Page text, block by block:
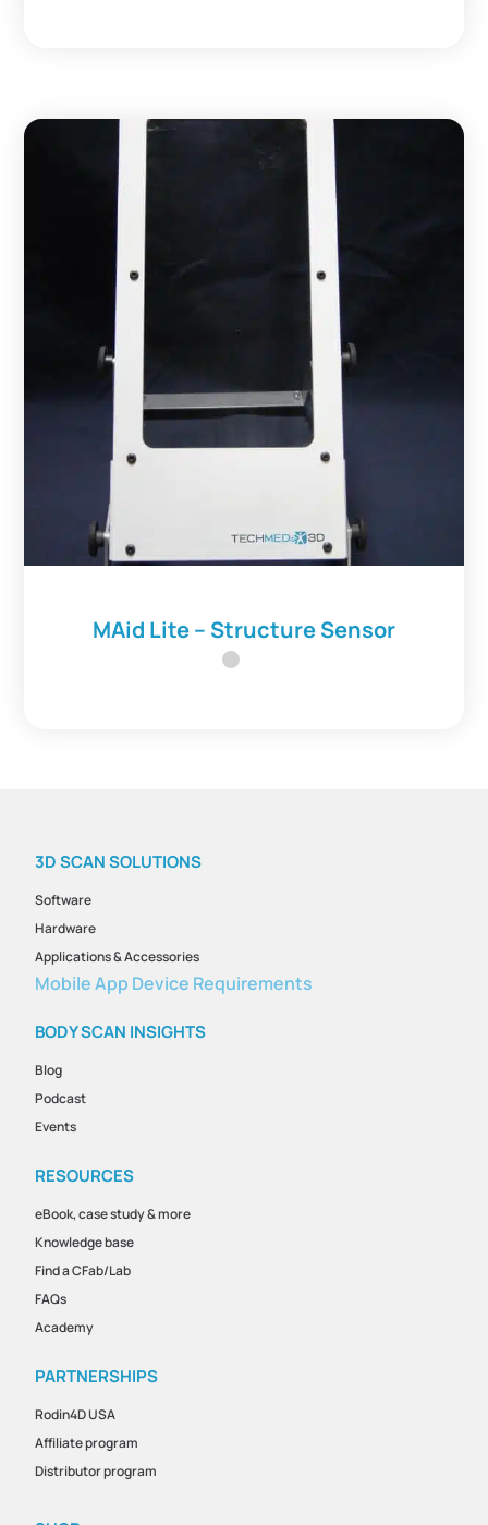
MAid Lite – Structure Sensor
3D SCAN SOLUTIONS
Software
Hardware
Applications & Accessories
Mobile App Device Requirements
BODY SCAN INSIGHTS
Blog
Podcast
Events
RESOURCES
eBook, case study & more
Knowledge base
Find a CFab/Lab
FAQs
Academy
PARTNERSHIPS
Rodin4D USA
Affiliate program
Distributor program